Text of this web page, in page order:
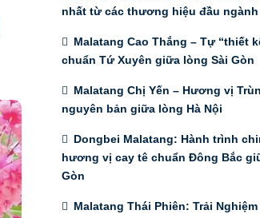
nhất từ các thương hiệu đầu ngành
Malatang Cao Thắng – Tự “thiết
chuẩn Tứ Xuyên giữa lòng Sài Gòn
Malatang Chị Yến – Hương vị
nguyên bản giữa lòng Hà Nội
Dongbei Malatang: Hành trình
hương vị cay tê chuẩn Đông Bắc
Gòn
Malatang Thái Phiên: Trải